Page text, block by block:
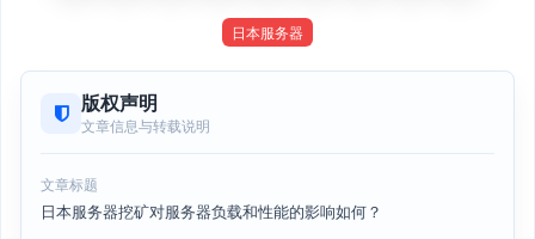
日本服务器
版权声明
文章信息与转载说明
文章标题
日本服务器挖矿对服务器负载和性能的影响如何？